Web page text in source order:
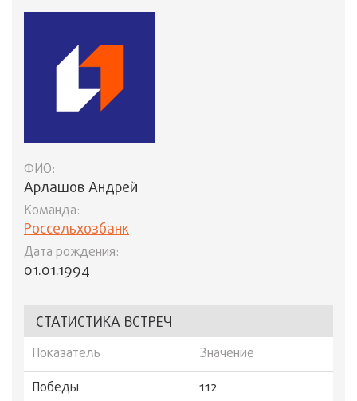
ФИО:
Арлашов Андрей
Команда:
Россельхозбанк
Дата рождения:
01.01.1994
СТАТИСТИКА ВСТРЕЧ
Показатель
Значение
Победы
112